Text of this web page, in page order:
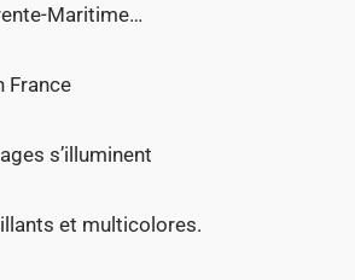
Maritime…
France
s’illuminent
et multicolores.